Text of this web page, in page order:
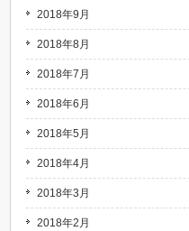
2018年9月
2018年8月
2018年7月
2018年6月
2018年5月
2018年4月
2018年3月
2018年2月